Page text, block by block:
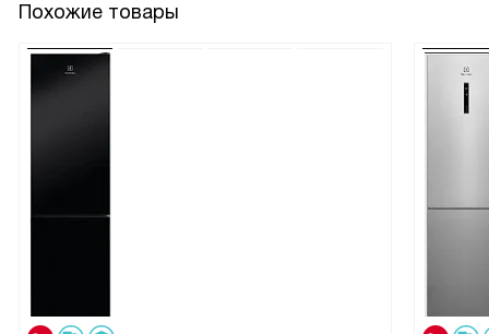
Похожие товары